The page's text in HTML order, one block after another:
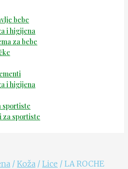
bebe
i higijena
za bebe
i higijena
sportiste
za sportiste
/ Koža / Lice / LA ROCHE